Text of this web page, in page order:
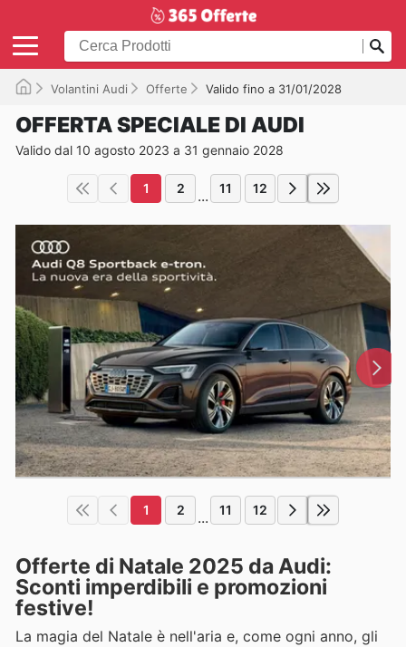
Volantini Audi Offerte Valido fino a 31/01/2028
OFFERTA SPECIALE DI AUDI
Valido dal 10 agosto 2023 a 31 gennaio 2028
1 2 ... 11 12
1 2 ... 11 12
Offerte di Natale 2025 da Audi:
Sconti imperdibili e promozioni
festive!
La magia del Natale è nell'aria e, come ogni anno, gli